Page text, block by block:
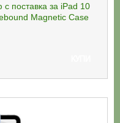
поставка за iPad 10
Magnetic Case